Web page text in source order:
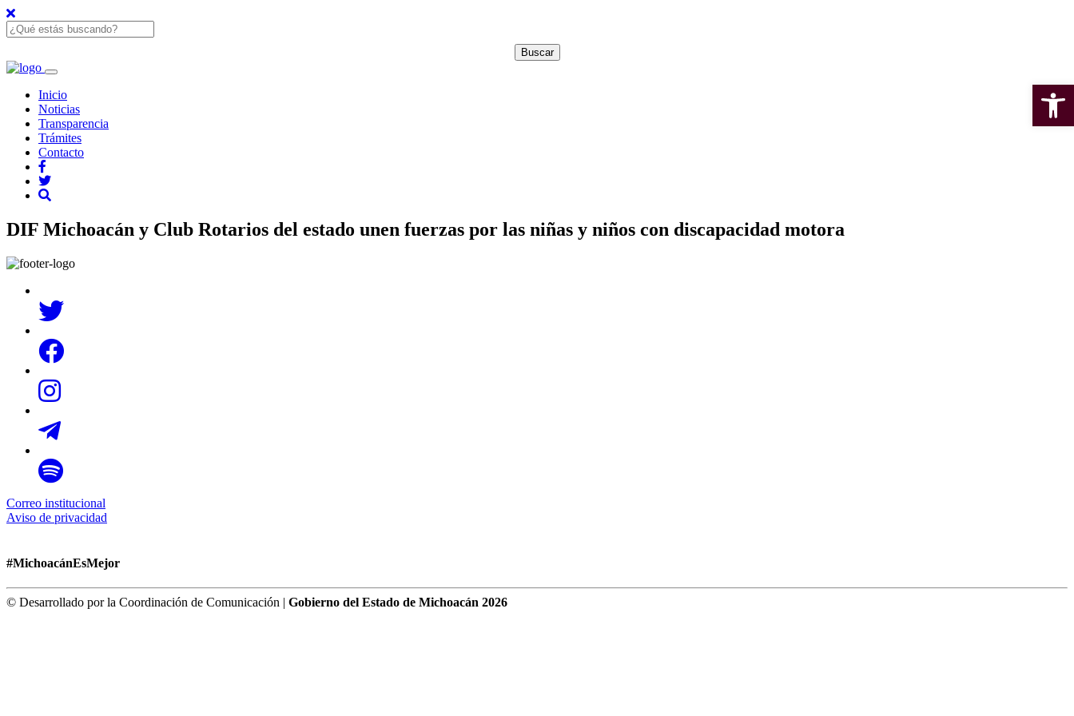
Inicio
Noticias
Transparencia
Trámites
Contacto
DIF Michoacán y Club Rotarios del estado unen fuerzas por las niñas y niños con discapacidad motora
Correo institucional
Aviso de privacidad
#MichoacánEsMejor
© Desarrollado por la Coordinación de Comunicación | Gobierno del Estado de Michoacán 2026